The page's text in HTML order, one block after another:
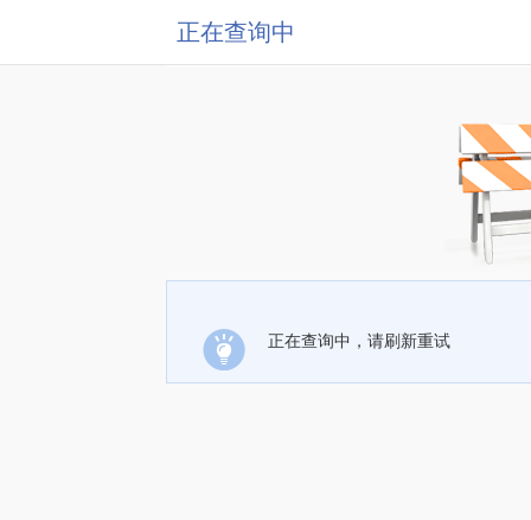
正在查询中
正在查询中，请刷新重试